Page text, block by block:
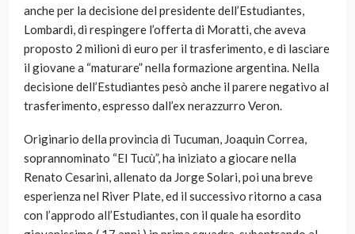
anche per la decisione del presidente dell’Estudiantes,
Lombardi, di respingere l’offerta di Moratti, che aveva
proposto 2 milioni di euro per il trasferimento, e di lasciare
il giovane a “maturare” nella formazione argentina. Nella
decisione dell’Estudiantes pesò anche il parere negativo al
trasferimento, espresso dall’ex nerazzurro Veron.
Originario della provincia di Tucuman, Joaquin Correa,
soprannominato “El Tucù”, ha iniziato a giocare nella
Renato Cesarini, allenato da Jorge Solari, poi una breve
esperienza nel River Plate, ed il successivo ritorno a casa
con l’approdo all’Estudiantes, con il quale ha esordito